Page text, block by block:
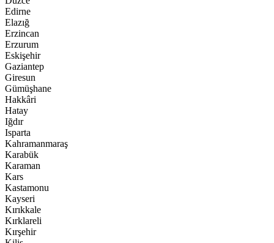
Edirne
Elazığ
Erzincan
Erzurum
Eskişehir
Gaziantep
Giresun
Gümüşhane
Hakkâri
Hatay
Iğdır
Isparta
Kahramanmaraş
Karabük
Karaman
Kars
Kastamonu
Kayseri
Kırıkkale
Kırklareli
Kırşehir